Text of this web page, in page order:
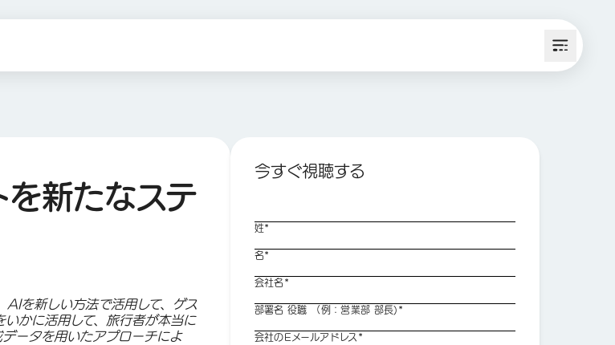
新たなステ
を新しい方法で活用して、ゲス
かに活用して、旅行者が本当に
ータを用いたアプローチによ
今すぐ視聴する
姓*
名*
会社名*
部署名 役職 （例：営業部 部長)*
会社のEメールアドレス*